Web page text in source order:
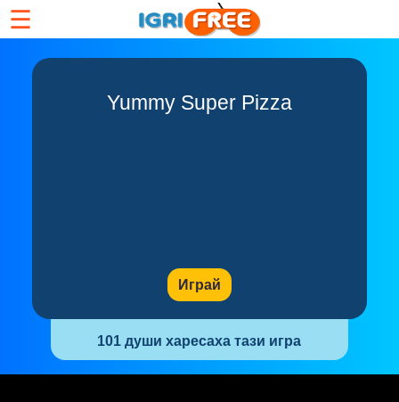
☰
Yummy Super Pizza
Играй
101 души харесаха тази игра